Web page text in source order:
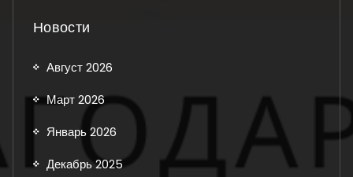
Новости
Август 2026
Март 2026
Январь 2026
Декабрь 2025